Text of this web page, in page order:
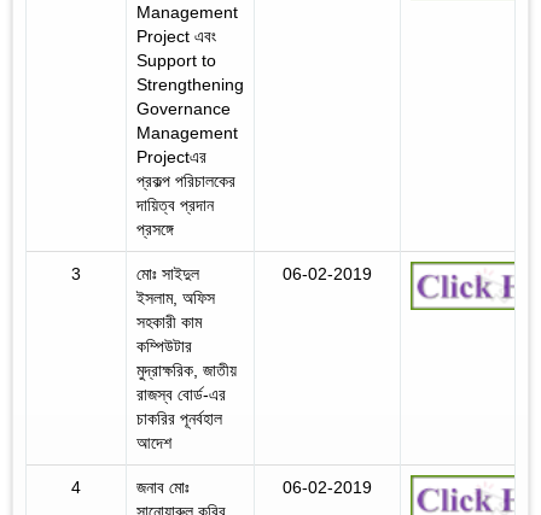
Management
Project এবং
Support to
Strengthening
Governance
Management
Projectএর
প্রকল্প পরিচালকের
দায়িত্ব প্রদান
প্রসঙ্গে
3
মোঃ সাইদুল
ইসলাম, অফিস
সহকারী কাম
কম্পিউটার
মুদ্রাক্ষরিক, জাতীয়
রাজস্ব বোর্ড-এর
চাকরির পূনর্বহাল
আদেশ
06-02-2019
4
জনাব মোঃ
সানোয়ারুল কবির,
06-02-2019